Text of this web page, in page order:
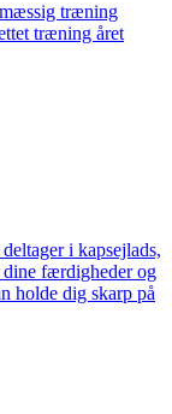
træning
træning året
i kapsejlads,
færdigheder og
holde dig skarp på